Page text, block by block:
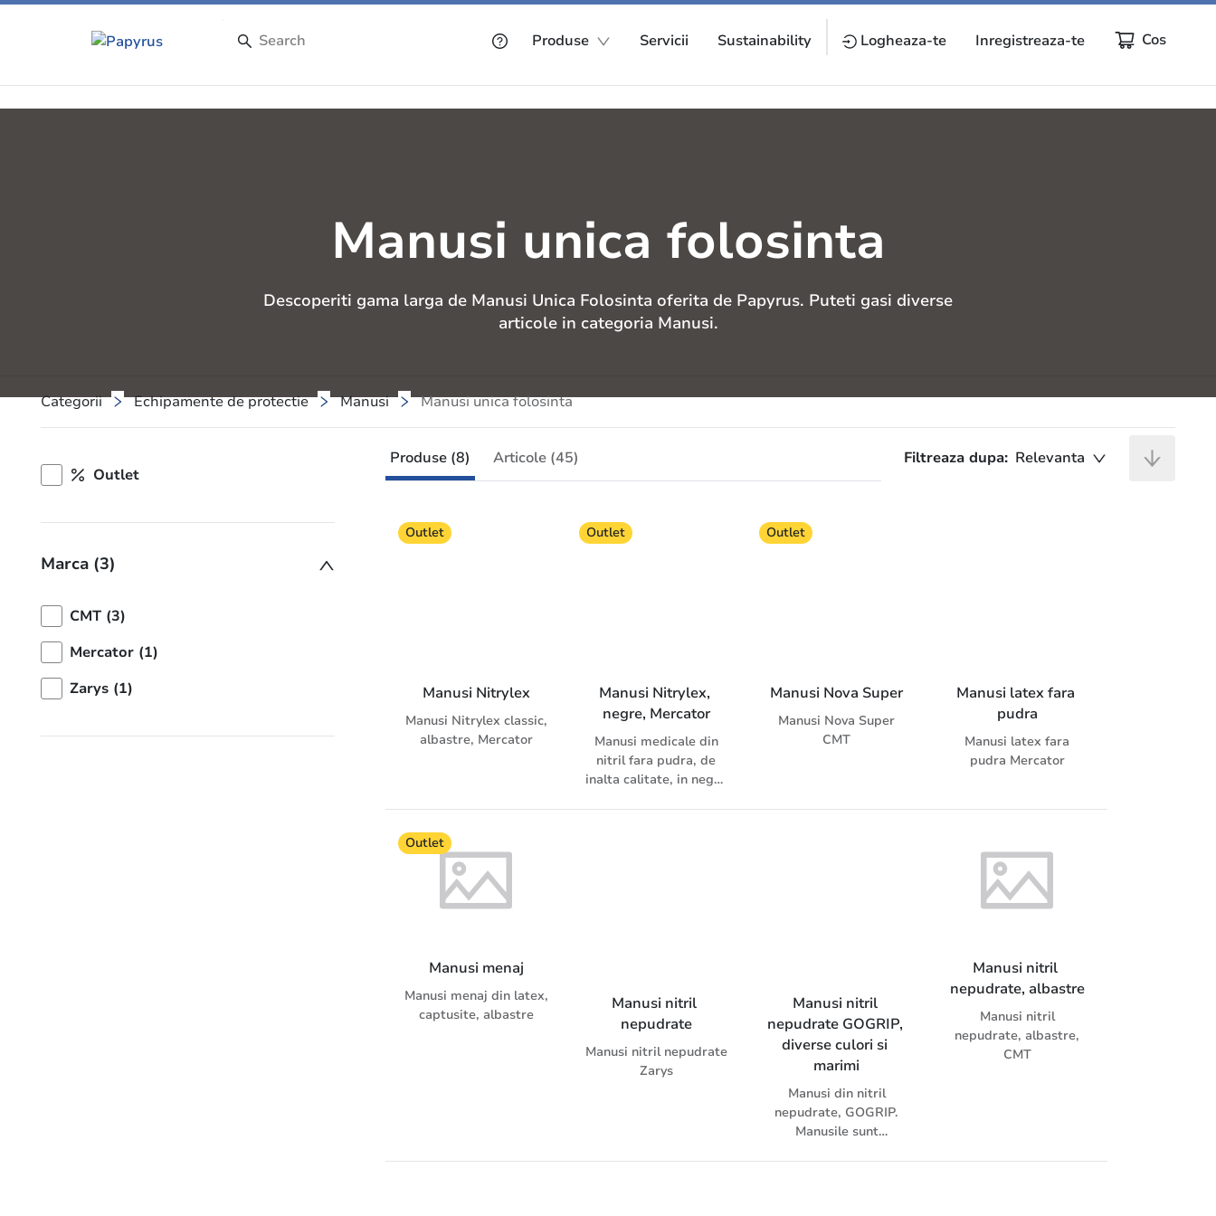
Produse Servicii Sustainability Logheaza-te Inregistreaza-te Cos
Manusi unica folosinta
Descoperiti gama larga de Manusi Unica Folosinta oferita de Papyrus. Puteti gasi diverse
articole in categoria Manusi.
Categorii Echipamente de protectie Manusi Manusi unica folosinta
Outlet
Marca (3)
CMT (3)
Mercator (1)
Zarys (1)
Produse (8) Articole (45) Filtreaza dupa: Relevanta
Outlet
Manusi Nitrylex
Manusi Nitrylex classic,
albastre, Mercator
Outlet
Manusi Nitrylex,
negre, Mercator
Manusi medicale din
nitril fara pudra, de
inalta calitate, in negru
Outlet
Manusi Nova Super
Manusi Nova Super
CMT
Manusi latex fara
pudra
Manusi latex fara
pudra Mercator
Outlet
Manusi menaj
Manusi menaj din latex,
captusite, albastre
Manusi nitril
nepudrate
Manusi nitril nepudrate
Zarys
Manusi nitril
nepudrate GOGRIP,
diverse culori si
marimi
Manusi din nitril
nepudrate, GOGRIP.
Manusile sunt
Manusi nitril
nepudrate, albastre
Manusi nitril
nepudrate, albastre,
CMT